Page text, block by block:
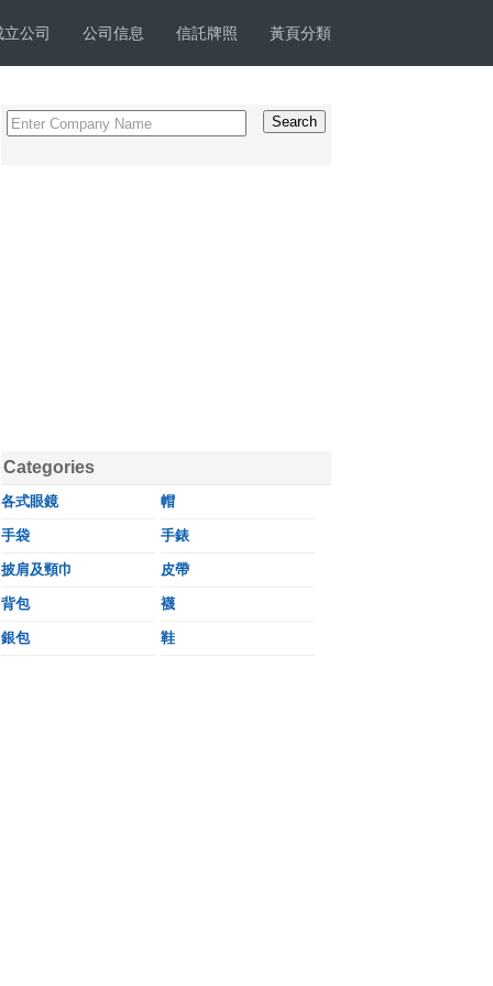
立公司 公司信息 信託牌照 黃頁分類
Categories
各式眼鏡 帽
手袋 手錶
披肩及頸巾 皮帶
背包 襪
銀包 鞋